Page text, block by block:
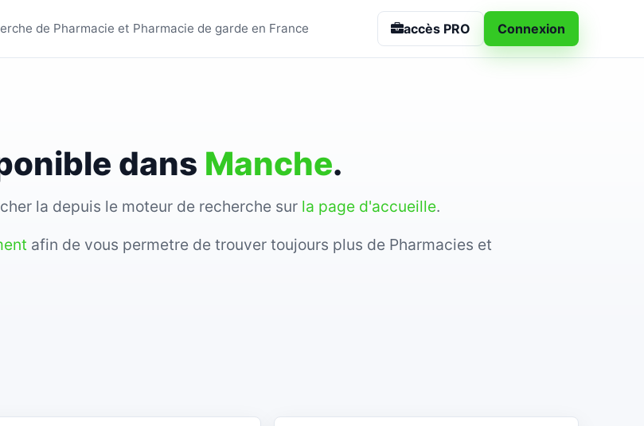
- BestPharmacie
de Pharmacie et Pharmacie de garde en France accès PRO Connexion
dans Manche.
la depuis le moteur de recherche sur la page d'accueille.
afin de vous permetre de trouver toujours plus de Pharmacies et